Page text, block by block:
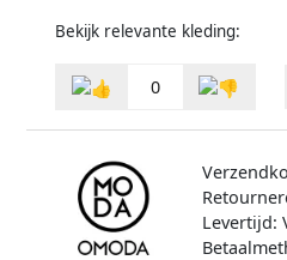
Bekijk relevante kleding:
0
Levertijd: